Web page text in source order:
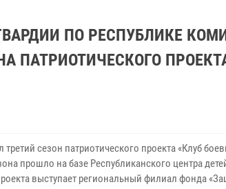
ПО РЕСПУБЛИКЕ
ПАТРИОТИЧЕСКОГО
третий сезон патриотического проекта «Клуб
прошло на базе Республиканского центра
выступает региональный филиал фонда